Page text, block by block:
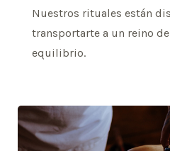
Nuestros rituales están
transportarte a un reino
equilibrio.